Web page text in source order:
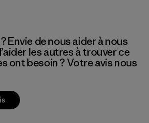
Envie de nous aider à nous
les autres à trouver ce
ont besoin ? Votre avis nous